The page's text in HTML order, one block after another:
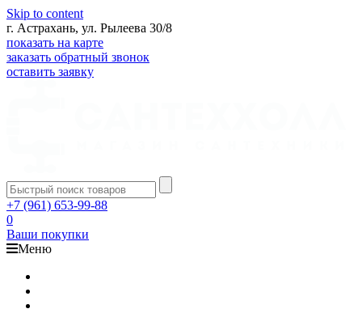
Skip to content
г. Астрахань, ул. Рылеева 30/8
показать на карте
заказать обратный звонок
оставить заявку
+7 (961) 653-99-88
0
Ваши покупки
Меню